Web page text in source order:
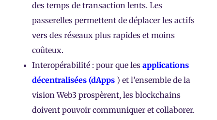
des temps de transaction lents. Les
passerelles permettent de déplacer les actifs
vers des réseaux plus rapides et moins
coûteux.
Interopérabilité : pour que les applications
décentralisées (dApps ) et l’ensemble de la
vision Web3 prospèrent, les blockchains
doivent pouvoir communiquer et collaborer.